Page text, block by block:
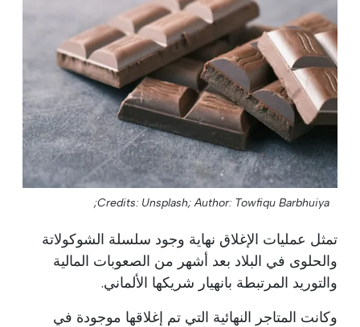
Credits: Unsplash; Author: Towfiqu Barbhuiya;
تمثل عمليات الإغلاق نهاية وجود سلسلة الشوكولاتة
والحلوى في البلاد بعد أشهر من الصعوبات المالية
والتوريد المرتبطة بانهيار شريكها الألماني.
وكانت المتاجر النهائية التي تم إغلاقها موجودة في